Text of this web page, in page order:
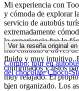
Mi experiencia con
y cómoda de explorar
servicio de autobús
extremadamente
la experiencia fue lo
mis entradas a través
fluido y muy intuitivo.
confirmados y listos
muy relajado. El
bien organizado. Los
Ver la reseña original en
Combo: tour en
del chocolate Choco-